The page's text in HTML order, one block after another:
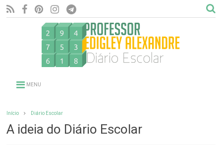
MENU
Início Diário Escolar
A ideia do Diário Escolar